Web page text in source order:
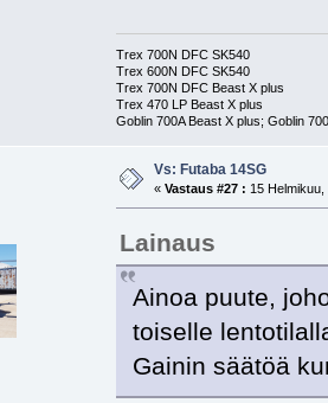
Trex 700N DFC SK540
Trex 600N DFC SK540
Trex 700N DFC Beast X plus
Trex 470 LP Beast X plus
Goblin 700A Beast X plus; Goblin
Vs: Futaba 14SG
« Vastaus #27 : 15
Lainaus
Ainoa puute,
toiselle
Gainin säätöä